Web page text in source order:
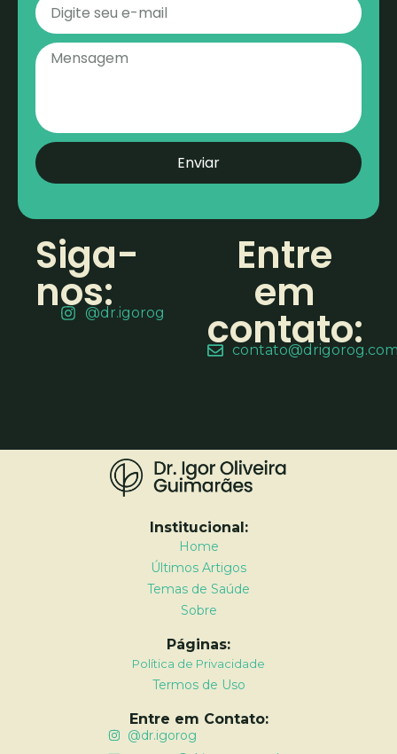
Enviar
Siga-
nos:@dr.igorog
Entre
em
contato:
Institucional:
Home
Últimos Artigos
Temas de Saúde
Sobre
Páginas:
Política de Privacidade
Termos de Uso
Entre em Contato:
@dr.igorog